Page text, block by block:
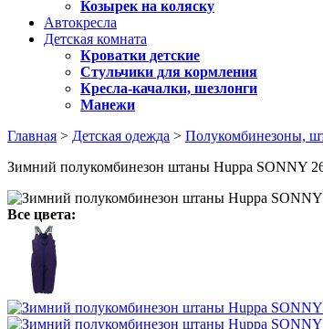
Козырек на коляску
Автокресла
Детская комната
Кроватки детские
Стульчики для кормления
Кресла-качалки, шезлонги
Манежи
Главная > Детская одежда > Полукомбинезоны,
Зимний полукомбинезон штаны Huppa SONNY
Все цвета: